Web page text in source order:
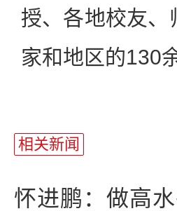
授、各地校友
家和地区的130
相关新闻
怀进鹏：做高